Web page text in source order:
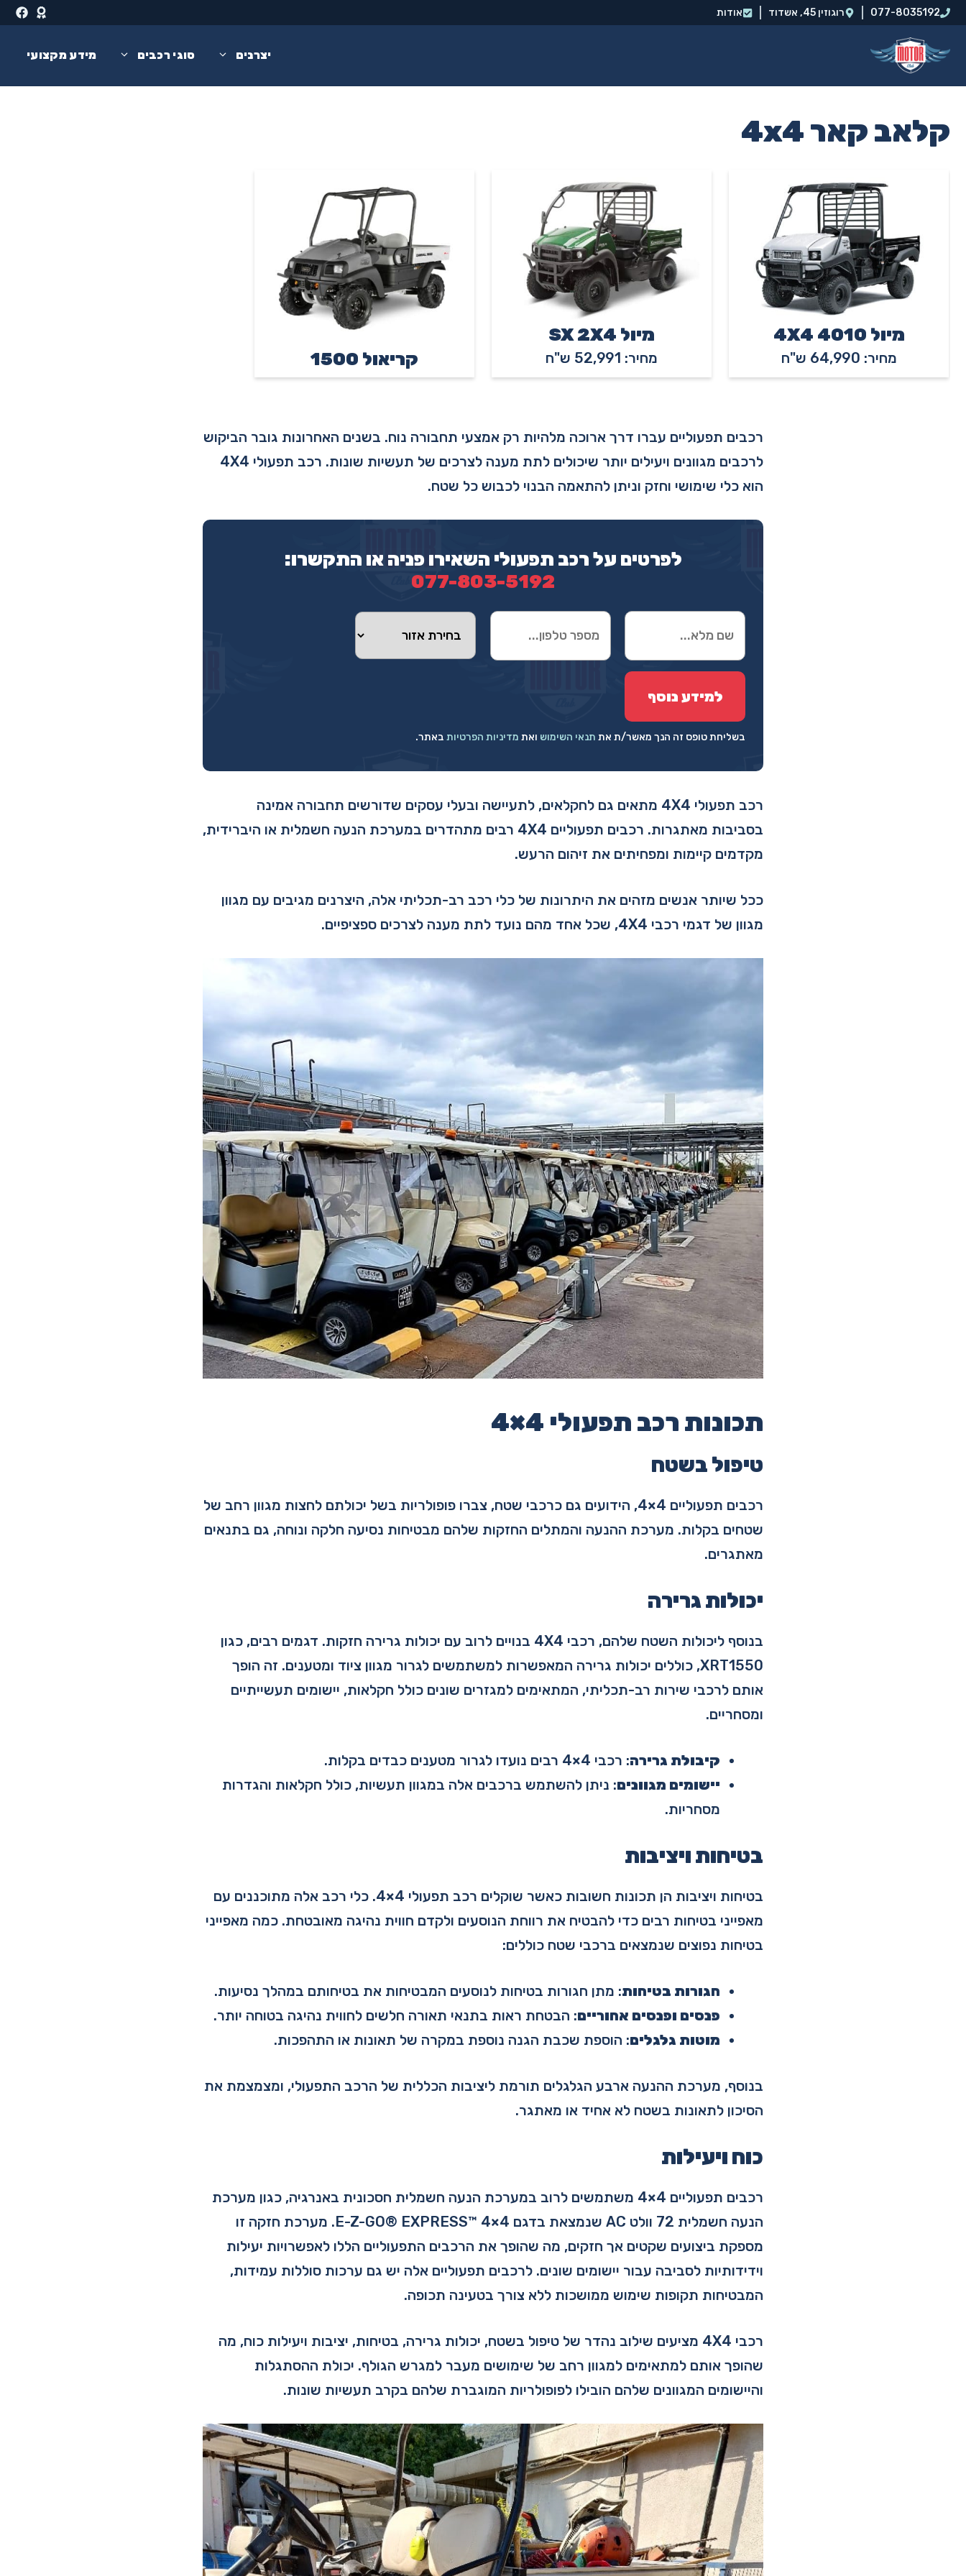
לדלג077-8035192 רוגוזין 45, אשדוד‭ אודות
יצרנים סוגי רכבים מידע מקצועי
קלאב קאר 4x4
מיול 4010 4X4
מחיר: 64,990 ש"ח
מיול SX 2X4
מחיר: 52,991 ש"ח קריאול 1500
רכבים תפעוליים עברו דרך ארוכה מלהיות רק אמצעי תחבורה נוח. בשנים האחרונות גובר הביקוש
לרכבים מגוונים ויעילים יותר שיכולים לתת מענה לצרכים של תעשיות שונות. רכב תפעולי 4X4
הוא כלי שימושי וחזק וניתן להתאמה הבנוי לכבוש כל שטח.
לפרטים על רכב תפעולי השאירו פניה או התקשרו:
077-803-5192
בשליחת טופס זה הנך מאשר/ת את תנאי השימוש ואת מדיניות הפרטיות באתר.
רכב תפעולי 4X4 מתאים גם לחקלאים, לתעיישה ובעלי עסקים שדורשים תחבורה אמינה
בסביבות מאתגרות. רכבים תפעוליים 4X4 רבים מתהדרים במערכת הנעה חשמלית או היברידית,
מקדמים קיימות ומפחיתים את זיהום הרעש.
ככל שיותר אנשים מזהים את היתרונות של כלי רכב רב-תכליתי אלה, היצרנים מגיבים עם מגוון
מגוון של דגמי רכבי 4X4, שכל אחד מהם נועד לתת מענה לצרכים ספציפיים.
תכונות רכב תפעולי 4×4
טיפול בשטח
רכבים תפעוליים 4×4, הידועים גם כרכבי שטח, צברו פופולריות בשל יכולתם לחצות מגוון רחב של
שטחים בקלות. מערכת ההנעה והמתלים החזקות שלהם מבטיחות נסיעה חלקה ונוחה, גם בתנאים
מאתגרים.
יכולות גרירה
בנוסף ליכולות השטח שלהם, רכבי 4X4 בנויים לרוב עם יכולות גרירה חזקות. דגמים רבים, כגון
XRT1550, כוללים יכולות גרירה המאפשרות למשתמשים לגרור מגוון ציוד ומטענים. זה הופך
אותם לרכבי שירות רב-תכליתי, המתאימים למגזרים שונים כולל חקלאות, יישומים תעשייתיים
ומסחריים.
קיבולת גרירה: רכבי 4×4 רבים נועדו לגרור מטענים כבדים בקלות.
יישומים מגוונים: ניתן להשתמש ברכבים אלה במגוון תעשיות, כולל חקלאות והגדרות
מסחריות.
בטיחות ויציבות
בטיחות ויציבות הן תכונות חשובות כאשר שוקלים רכב תפעולי 4×4. כלי רכב אלה מתוכננים עם
מאפייני בטיחות רבים כדי להבטיח את רווחת הנוסעים ולקדם חווית נהיגה מאובטחת. כמה מאפייני
בטיחות נפוצים שנמצאים ברכבי שטח כוללים:
חגורות בטיחות: מתן חגורות בטיחות לנוסעים המבטיחות את בטיחותם במהלך נסיעות.
פנסים ופנסים אחוריים: הבטחת ראות בתנאי תאורה חלשים לחווית נהיגה בטוחה יותר.
מוטות גלגלים: הוספת שכבת הגנה נוספת במקרה של תאונות או התהפכות.
בנוסף, מערכת ההנעה ארבע הגלגלים תורמת ליציבות הכללית של הרכב התפעולי, ומצמצמת את
הסיכון לתאונות בשטח לא אחיד או מאתגר.
כוח ויעילות
רכבים תפעוליים 4×4 משתמשים לרוב במערכת הנעה חשמלית חסכונית באנרגיה, כגון מערכת
הנעה חשמלית 72 וולט AC שנמצאת בדגם E-Z-GO® EXPRESS™ 4×4. מערכת חזקה זו
מספקת ביצועים שקטים אך חזקים, מה שהופך את הרכבים התפעוליים הללו לאפשרויות יעילות
וידידותיות לסביבה עבור יישומים שונים. לרכבים תפעוליים אלה יש גם ערכות סוללות עמידות,
המבטיחות תקופות שימוש ממושכות ללא צורך בטעינה תכופה.
רכבי 4X4 מציעים שילוב נהדר של טיפול בשטח, יכולות גרירה, בטיחות, יציבות ויעילות כוח, מה
שהופך אותם למתאימים למגוון רחב של שימושים מעבר למגרש הגולף. יכולת ההסתגלות
והיישומים המגוונים שלהם הובילו לפופולריות המוגברת שלהם בקרב תעשיות שונות.